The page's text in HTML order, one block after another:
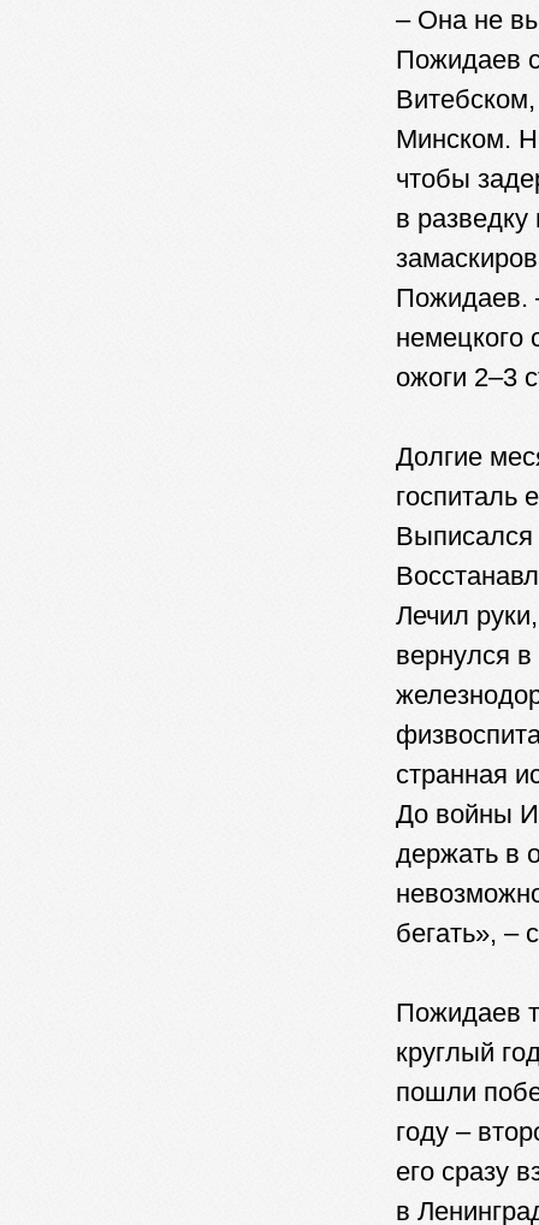
– Она не
Пожидаев
Минском.
чтобы
в
Пожидаев.
немецкого
ожоги 2–3
Долгие
госпиталь
Выписался
Лечил
вернулся
странная
До войны
держать в
бегать», –
Пожидаев
круглый
пошли
году –
его сразу
в